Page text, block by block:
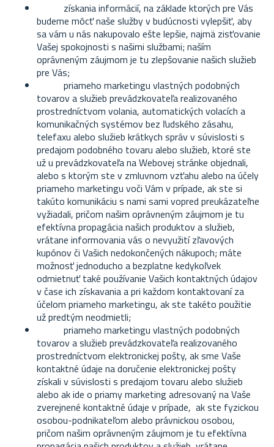
získania informácií, na základe ktorých pre Vás
budeme môcť naše služby v budúcnosti vylepšiť, aby
sa vám u nás nakupovalo ešte lepšie, najmä zisťovanie
Vašej spokojnosti s našimi službami; naším
oprávneným záujmom je tu zlepšovanie našich služieb
pre Vás;
priameho marketingu vlastných podobných
tovarov a služieb prevádzkovateľa realizovaného
prostredníctvom volania, automatických volacích a
komunikačných systémov bez ľudského zásahu,
telefaxu alebo služieb krátkych správ v súvislosti s
predajom podobného tovaru alebo služieb, ktoré ste
už u prevádzkovateľa na Webovej stránke objednali,
alebo s ktorým ste v zmluvnom vzťahu alebo na účely
priameho marketingu voči Vám v prípade, ak ste si
takúto komunikáciu s nami sami vopred preukázateľne
vyžiadali, pričom našim oprávneným záujmom je tu
efektívna propagácia našich produktov a služieb,
vrátane informovania vás o nevyužití zľavových
kupónov či Vašich nedokončených nákupoch; máte
možnosť jednoducho a bezplatne kedykoľvek
odmietnuť také používanie Vašich kontaktných údajov
v čase ich získavania a pri každom kontaktovaní za
účelom priameho marketingu, ak ste takéto použitie
už predtým neodmietli;
priameho marketingu vlastných podobných
tovarov a služieb prevádzkovateľa realizovaného
prostredníctvom elektronickej pošty, ak sme Vaše
kontaktné údaje na doručenie elektronickej pošty
získali v súvislosti s predajom tovaru alebo služieb
alebo ak ide o priamy marketing adresovaný na Vaše
zverejnené kontaktné údaje v prípade, ak ste fyzickou
osobou-podnikateľom alebo právnickou osobou,
pričom našim oprávneným záujmom je tu efektívna